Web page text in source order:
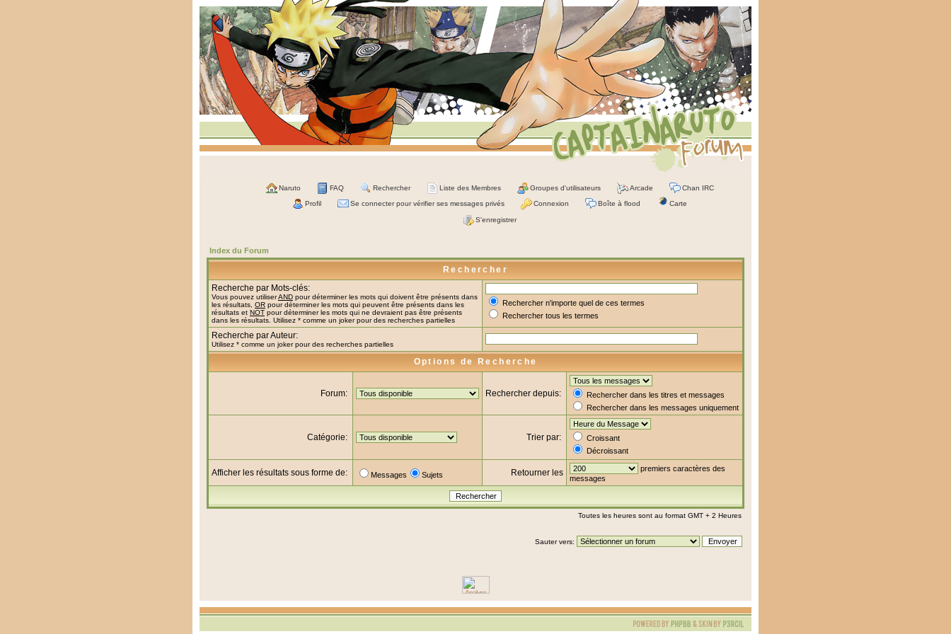
Naruto FAQ Rechercher Liste des Membres Groupes d'utilisateurs Arcade Chan IRC
Profil Se connecter pour vérifier ses messages privés Connexion Boîte à flood Carte
S'enregistrer
Index du Forum
Rechercher
Recherche par Mots-clés:
Vous pouvez utiliserAND pour déterminer les mots qui doivent être présents dans
les résultats, OR pour déterminer les mots qui peuvent être présents dans les
résultats et NOT pour déterminer les mots qui ne devraient pas être présents
dans les résultats. Utilisez * comme un joker pour des recherches partielles
Rechercher n'importe quel de ces termes
Rechercher tous les termes
Recherche par Auteur:
Utilisez * comme un joker pour des recherches partielles
Options de Recherche
Forum: Rechercher depuis:
Rechercher dans les titres et messages
Rechercher dans les messages uniquement
Catégorie: Trier par:
Croissant
Décroissant
Afficher les résultats sous forme de: Messages Sujets Retourner les
premiers caractères des
messages
Toutes les heures sont au format GMT + 2 Heures
Sauter vers: